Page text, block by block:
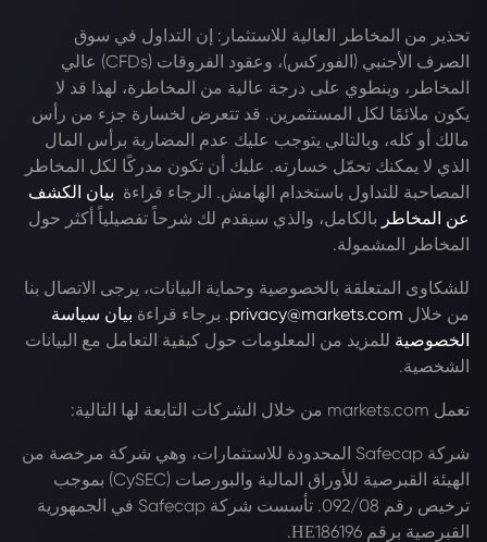
تحذير من المخاطر العالية للاستثمار: إن التداول في سوق
الصرف الأجنبي (الفوركس)، وعقود الفروقات (CFDs) عالي
المخاطر، وينطوي على درجة عالية من المخاطرة، لهذا قد لا
يكون ملائمًا لكل المستثمرين. قد تتعرض لخسارة جزء من رأس
مالك أو كله، وبالتالي يتوجب عليك عدم المضاربة برأس المال
الذي لا يمكنك تحمّل خسارته. عليك أن تكون مدركًا لكل المخاطر
المصاحبة للتداول باستخدام الهامش. الرجاء قراءة بيان الكشف
عن المخاطر بالكامل، والذي سيقدم لك شرحاً تفصيلياً أكثر حول
المخاطر المشمولة.
للشكاوى المتعلقة بالخصوصية وحماية البيانات، يرجى الاتصال بنا
من خلال privacy@markets.com. برجاء قراءة بيان سياسة
الخصوصية للمزيد من المعلومات حول كيفية التعامل مع البيانات
الشخصية.
تعمل markets.com من خلال الشركات التابعة لها التالية:
شركة Safecap المحدودة للاستثمارات، وهي شركة مرخصة من
الهيئة القبرصية للأوراق المالية والبورصات (CySEC) بموجب
ترخيص رقم 092/08. تأسست شركة Safecap في الجمهورية
القبرصية برقم ΗΕ186196.